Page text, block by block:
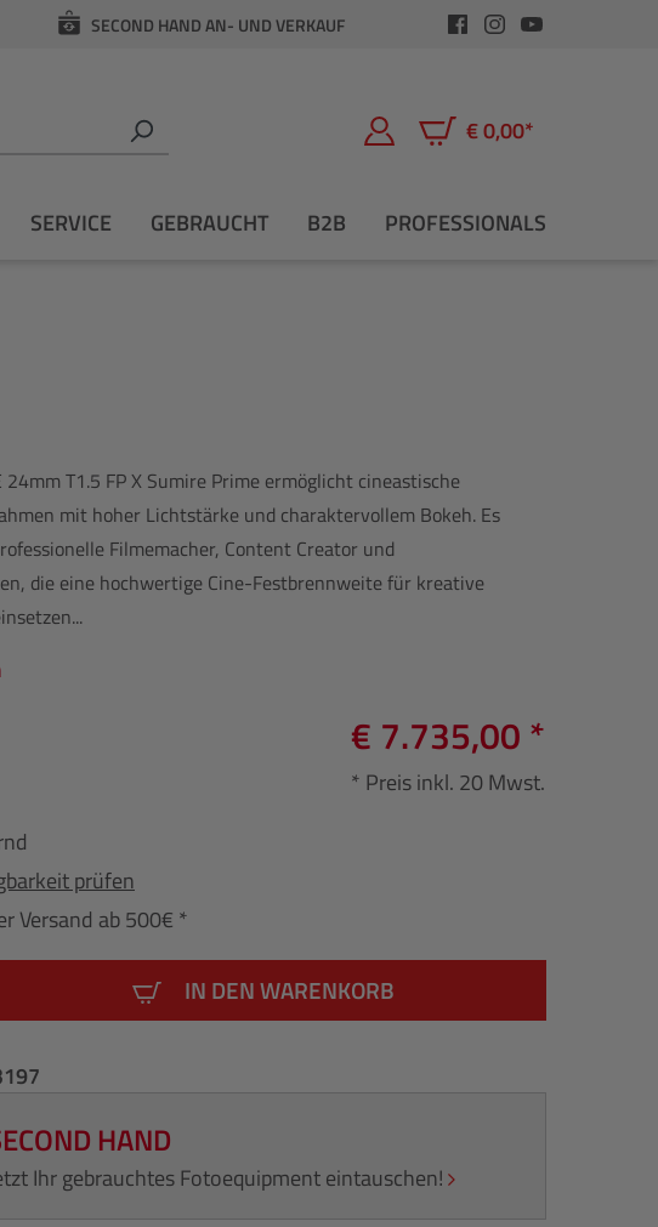
SECOND HAND AN- UND VERKAUF
€ 0,00*
Warenkorb enthält 0
SERVICE GEBRAUCHT B2B PROFESSIONALS
24mm T1.5 FP X Sumire Prime ermöglicht cineastische
mit hoher Lichtstärke und charaktervollem Bokeh. Es
Filmemacher, Content Creator und
die eine hochwertige Cine-Festbrennweite für kreative
€ 7.735,00 *
* Preis inkl. 20 Mwst.
prüfen
Versand ab 500€ *
IN DEN WARENKORB
HAND
Ihr gebrauchtes Fotoequipment eintauschen!